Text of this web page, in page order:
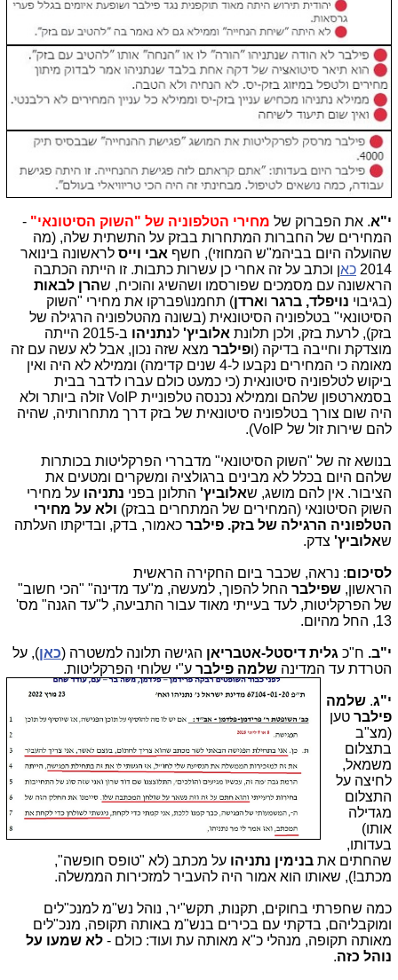
י"א. את הפברוק של מחירי הטלפוניה של "השוק הסיטונאי"
שהועלה היום בביהמ"ש המחוזי), חשף אבי וייס
2014 כא
הראשונה עם מסמכים שפורסמו ושהשיג והוכיח, שהרן לבאות
(בגיבוי נויפלד, ברגר וארדן
בזק), לרעת בזק, ולכן תלונת אלוביץ' לנתניהו
מוצדקת וחייבה בדיקה (ופילבר
להם שירות זול של VoIP).
הציבור. אין להם מושג, שאלוביץ' התלונן בפני נתניהו
השוק הסיטונאי (המחירים של המתחרים בבזק)
הטלפוניה הרגילה של בזק. פילבר
שאלוביץ' צדק.
לסיכום: נראה, שכבר ביום החקירה הראשית
הראשון, שפילבר החל להפוך, למעשה, מ"עד מדינה" "הכי חשוב"
של הפרקליטות, לעד בעייתי מאוד עבור התביעה, ל"עד הגנה" מס'
13, החל מהיום.
י"ב. ח"כ גלית דיסטל-אטבריאן הגישה תלונה למשטרה (כאן), על
הטרדת עד המדינה שלמה פילבר ע"י שלוחי הפרקליטות.
י"ג. שלמה
פילבר טען
(מצ"ב
בתצלום
משמאל,
לחיצה על
התצלום
מגדילה
אותו)
בעדותו,
שהחתים את בנימין נתניהו על מכתב (לא "טופס חופשה",
מכתב!), שאותו הוא אמור היה להעביר למזכירות הממשלה.
כמה שחפרתי בחוקים, תקנות, תקש"יר, נוהל נש"מ למנכ"לים
ומוקבליהם, בדקתי עם בכירים בנש"מ באותה תקופה, מנכ"לים
מאותה תקופה, מנהלי כ"א מאותה עת ועוד: כולם - לא שמעו על
נוהל כזה.